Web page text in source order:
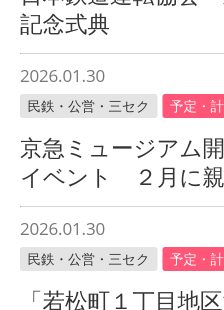
記念式典
2026.01.30
民鉄・公営・三セク 予定・
京急ミュージアム
イベント ２月に
2026.01.30
民鉄・公営・三セク 予定・
「若松町１丁目地